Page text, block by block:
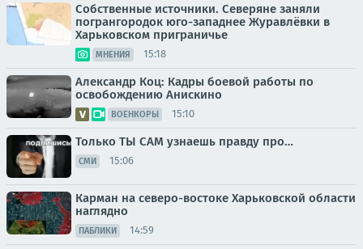
Собственные источники. Северяне заняли
погрангородок юго-западнее Журавлёвки в
Харьковском приграничье
МНЕНИЯ 15:18
Александр Коц: Кадры боевой работы по
освобождению Анискино
ВОЕНКОРЫ 15:10
Только ТЫ САМ узнаешь правду про…
СМИ 15:06
Карман на северо-востоке Харьковской области
наглядно
ПАБЛИКИ 14:59